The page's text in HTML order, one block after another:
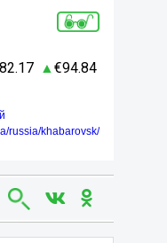
82.17 94.84
russia/khabarovsk/